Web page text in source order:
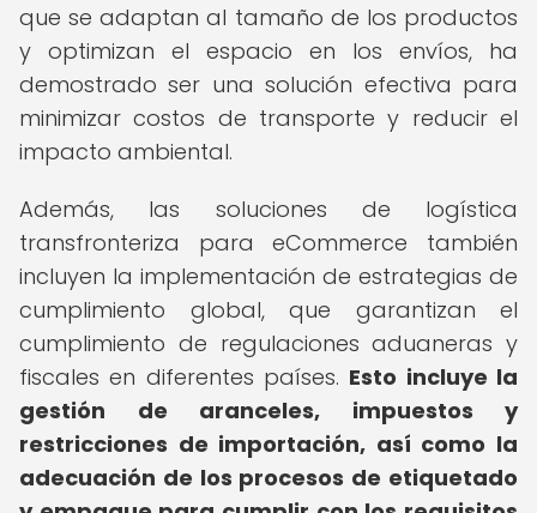
que se adaptan al tamaño de los productos
y optimizan el espacio en los envíos, ha
demostrado ser una solución efectiva para
minimizar costos de transporte y reducir el
impacto ambiental.
Además, las soluciones de logística
transfronteriza para eCommerce también
incluyen la implementación de estrategias de
cumplimiento global, que garantizan el
cumplimiento de regulaciones aduaneras y
fiscales en diferentes países. Esto incluye la
gestión de aranceles, impuestos y
restricciones de importación, así como la
adecuación de los procesos de etiquetado